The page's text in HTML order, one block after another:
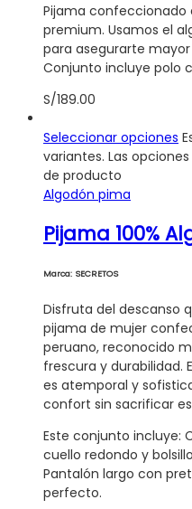
Pijama confeccionado
premium. Usamos el
para asegurarte
Conjunto incluye polo
S/189.00
Seleccionar opciones
variantes. Las
de producto
Algodón pima
Pijama 100%
Marca: SECRETOS
Disfruta del descanso
pijama de mujer
peruano, reconocido
frescura y durabilidad.
es atemporal y
confort sin sacrificar
Este conjunto incluye:
cuello redondo y
Pantalón largo con
perfecto.